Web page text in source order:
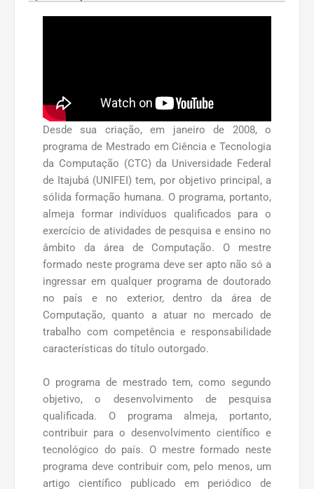
Desde sua criação, em janeiro de 2008, o
programa de Mestrado em Ciência e Tecnologia
da Computação (CTC) da Universidade Federal
de Itajubá (UNIFEI) tem, por objetivo principal, a
sólida formação humana. O programa, portanto,
almeja formar indivíduos qualificados para o
exercício de atividades de pesquisa e ensino no
âmbito da área de Computação. O mestre
formado neste programa deve ser apto não só a
ingressar em qualquer programa de doutorado
no país e no exterior, dentro da área de
Computação, quanto a atuar no mercado de
trabalho com competência e responsabilidade
características do título outorgado.
O programa de mestrado tem, como segundo
objetivo, o desenvolvimento de pesquisa
qualificada. O programa almeja, portanto,
contribuir para o desenvolvimento científico e
tecnológico do país. O mestre formado neste
programa deve contribuir com, pelo menos, um
artigo científico publicado em periódico de